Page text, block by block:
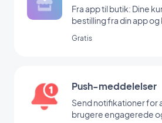
Fra app til butik: Dine
bestilling fra din app og
Gratis
Push-meddelelser
Send notifikationer for
brugere engagerede